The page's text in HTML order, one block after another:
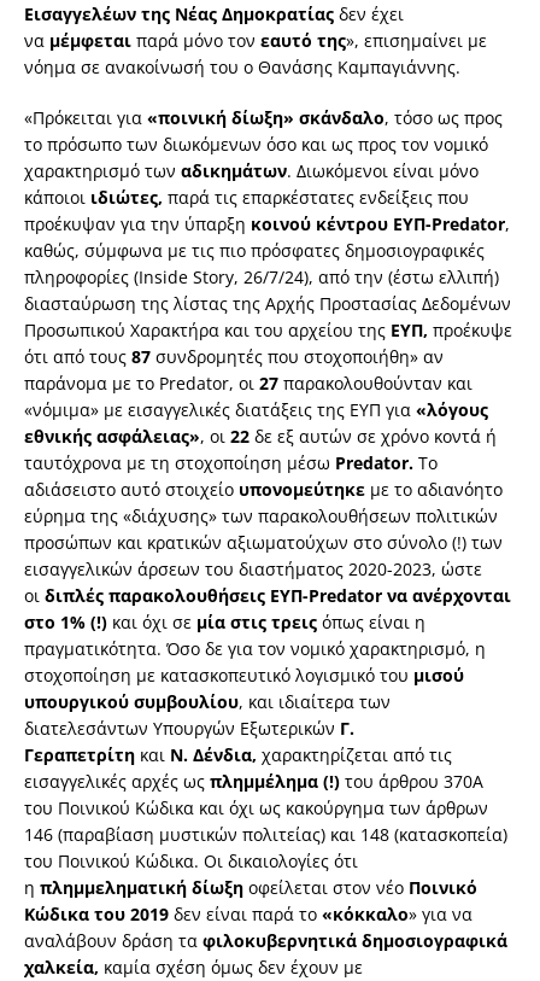
Εισαγγελέων της Νέας Δημοκρατίας δεν έχει
να μέμφεται παρά μόνο τον εαυτό της», επισημαίνει με
νόημα σε ανακοίνωσή του ο Θανάσης Καμπαγιάννης.
«Πρόκειται για «ποινική δίωξη» σκάνδαλο, τόσο ως προς
το πρόσωπο των διωκόμενων όσο και ως προς τον νομικό
χαρακτηρισμό των αδικημάτων. Διωκόμενοι είναι μόνο
κάποιοι ιδιώτες, παρά τις επαρκέστατες ενδείξεις που
προέκυψαν για την ύπαρξη κοινού κέντρου ΕΥΠ-Predator,
καθώς, σύμφωνα με τις πιο πρόσφατες δημοσιογραφικές
πληροφορίες (Inside Story, 26/7/24), από την (έστω ελλιπή)
διασταύρωση της λίστας της Αρχής Προστασίας Δεδομένων
Προσωπικού Χαρακτήρα και του αρχείου της ΕΥΠ, προέκυψε
ότι από τους 87 συνδρομητές που στοχοποιήθη» αν
παράνομα με το Predator, οι 27 παρακολουθούνταν και
«νόμιμα» με εισαγγελικές διατάξεις της ΕΥΠ για «λόγους
εθνικής ασφάλειας», οι 22 δε εξ αυτών σε χρόνο κοντά ή
ταυτόχρονα με τη στοχοποίηση μέσω Predator. Το
αδιάσειστο αυτό στοιχείο υπονομεύτηκε με το αδιανόητο
εύρημα της «διάχυσης» των παρακολουθήσεων πολιτικών
προσώπων και κρατικών αξιωματούχων στο σύνολο (!) των
εισαγγελικών άρσεων του διαστήματος 2020-2023, ώστε
οι διπλές παρακολουθήσεις ΕΥΠ-Predator να ανέρχονται
στο 1% (!) και όχι σε μία στις τρεις όπως είναι η
πραγματικότητα. Όσο δε για τον νομικό χαρακτηρισμό, η
στοχοποίηση με κατασκοπευτικό λογισμικό του μισού
υπουργικού συμβουλίου, και ιδιαίτερα των
διατελεσάντων Υπουργών Εξωτερικών Γ.
Γεραπετρίτη και Ν. Δένδια, χαρακτηρίζεται από τις
εισαγγελικές αρχές ως πλημμέλημα (!) του άρθρου 370Α
του Ποινικού Κώδικα και όχι ως κακούργημα των άρθρων
146 (παραβίαση μυστικών πολιτείας) και 148 (κατασκοπεία)
του Ποινικού Κώδικα. Οι δικαιολογίες ότι
η πλημμεληματική δίωξη οφείλεται στον νέο Ποινικό
Κώδικα του 2019 δεν είναι παρά το «κόκκαλο» για να
αναλάβουν δράση τα φιλοκυβερνητικά δημοσιογραφικά
χαλκεία, καμία σχέση όμως δεν έχουν με